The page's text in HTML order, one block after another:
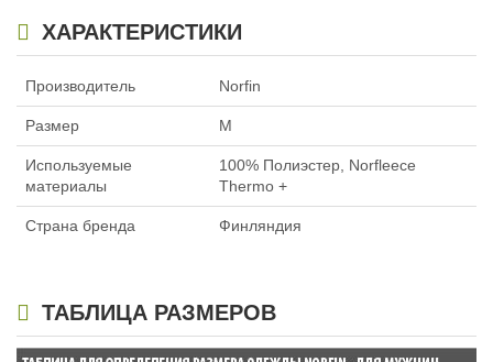
ХАРАКТЕРИСТИКИ
Производитель Norfin
Размер M
Используемые
материалы
100% Полиэстер, Norfleece
Thermo +
Страна бренда Финляндия
ТАБЛИЦА РАЗМЕРОВ